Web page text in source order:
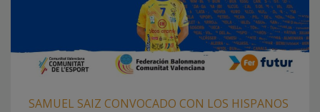
SAMUEL SAIZ CONVOCADO CON LOS HISPANOS